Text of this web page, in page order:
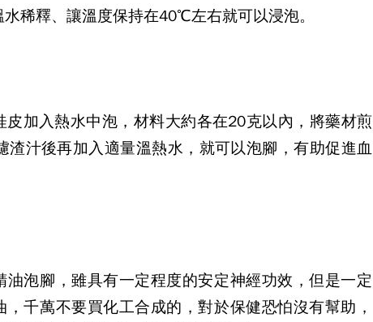
稀釋、讓溫度保持在40℃左右就可以浸泡。
皮加入熱水中泡，材料大約各在20克以內，將藥材煎
渣汁後再加入適量溫熱水，就可以泡腳，有助促進血
油泡腳，雖具有一定程度的安定神經功效，但是一定
，千萬不要買化工合成的，對於保健恐怕沒有幫助，